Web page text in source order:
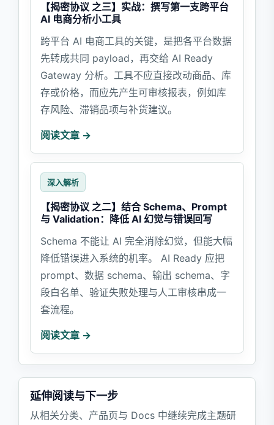
【揭密协议 之三】实战：撰写第一支跨平台
AI 电商分析小工具
跨平台 AI 电商工具的关键，是把各平台数据
先转成共同 payload，再交给 AI Ready
Gateway 分析。工具不应直接改动商品、库
存或价格，而应先产生可审核报表，例如库
存风险、滞销品项与补货建议。
阅读文章 →
深入解析
【揭密协议 之二】结合 Schema、Prompt
与 Validation：降低 AI 幻觉与错误回写
Schema 不能让 AI 完全消除幻觉，但能大幅
降低错误进入系统的机率。 AI Ready 应把
prompt、数据 schema、输出 schema、字
段白名单、验证失败处理与人工审核串成一
套流程。
阅读文章 →
延伸阅读与下一步
从相关分类、产品页与 Docs 中继续完成主题研